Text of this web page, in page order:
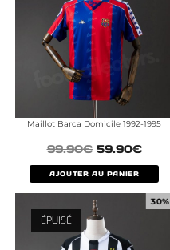
Maillot Barca Domicile 1992-1995
99.90€ 59.90€
AJOUTER AU PANIER
30%
ÉPUISÉ